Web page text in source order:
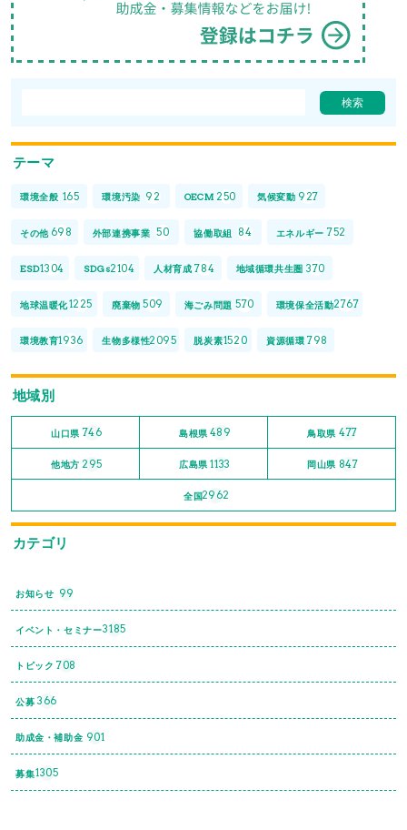
テーマ
環境全般 165 環境汚染 92 OECM 250 気候変動 927
その他 698 外部連携事業 50 協働取組 84 エネルギー 752
ESD1304 SDGs2104 人材育成 784 地域循環共生圏 370
地球温暖化1225 廃棄物 509 海ごみ問題 570 環境保全活動2767
環境教育1936 生物多様性2095 脱炭素1520 資源循環 798
地域別
山口県 746 島根県 489 鳥取県 477
他地方 295 広島県 1133 岡山県 847
全国2962
カテゴリ
お知らせ 99
イベント・セミナー3185
トピック 708
公募 366
助成金・補助金 901
募集1305